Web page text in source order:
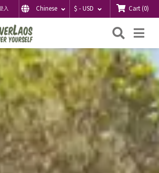
入 Chinese $ - USD Cart(0)
搜